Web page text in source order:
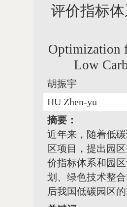
评价指标
Optimization
Low
胡振宇
HU Zhen-yu
摘要：
近年来，随着低
区项目，提出园
价指标体系和园
划、绿色技术整
后我国低碳园区